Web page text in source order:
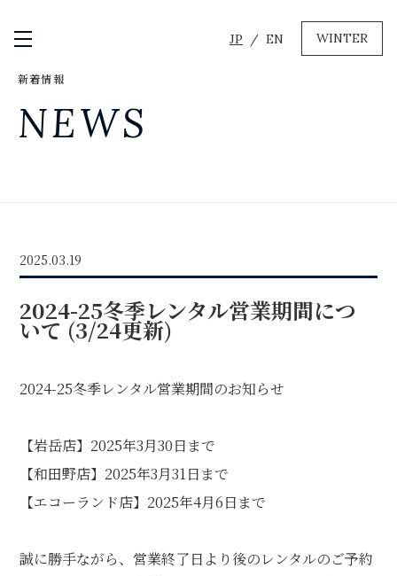
メニュー開閉 JP EN WINTER
GREEN
WINTER
販売・その他サービス
店舗
お問い合わせ
新着情報
NEWS
2025.03.19
2024-25冬季レンタル営業期間につ
いて (3/24更新)
2024-25冬季レンタル営業期間のお知らせ
【岩岳店】2025年3月30日まで
【和田野店】2025年3月31日まで
【エコーランド店】2025年4月6日まで
誠に勝手ながら、営業終了日より後のレンタルのご予約